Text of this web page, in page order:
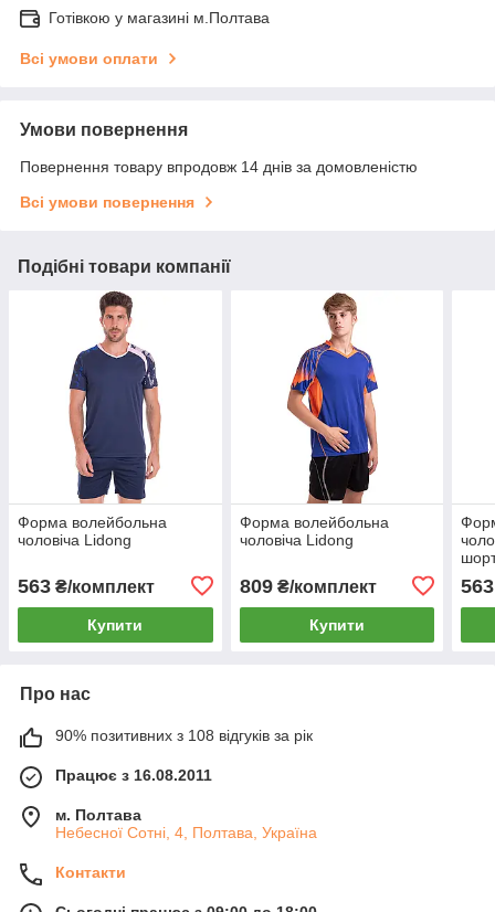
Готівкою у магазині м.Полтава
Всі умови оплати
Умови повернення
Повернення товару впродовж 14 днів за домовленістю
Всі умови повернення
Подібні товари компанії
Форма волейбольна
чоловіча Lidong
563 ₴/комплект
Купити
Форма волейбольна
чоловіча Lidong
809₴/комплект
Купити
563
Про нас
90% позитивних з 108 відгуків за рік
Працює з 16.08.2011
м. Полтава
Небесної Сотні, 4, Полтава, Україна
Контакти